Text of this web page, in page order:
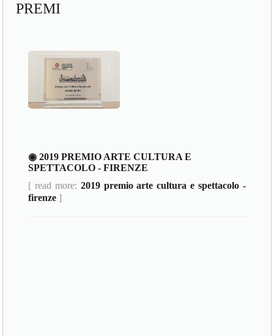
PREMI
◉ 2019 PREMIO ARTE CULTURA E
SPETTACOLO - FIRENZE
[ read more: 2019 premio arte cultura e spettacolo -
firenze ]